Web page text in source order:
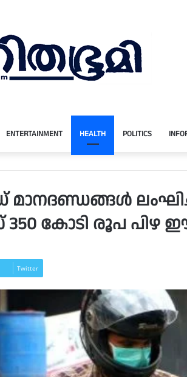
ENTERTAINMENT HEALTH POLITICS
കോടി രൂപ പിഴ
Twitter